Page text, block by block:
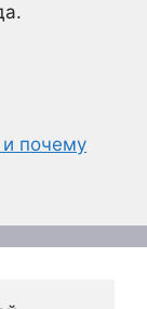
и почему